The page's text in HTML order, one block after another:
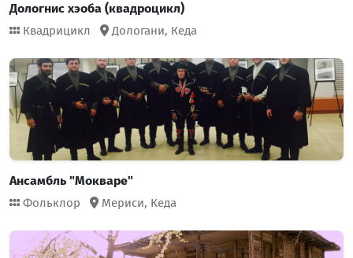
Дологнис хэоба (квадроцикл)
Квадрицикл Дологани, Кеда
Ансамбль "Мокваре"
Фольклор Мериси, Кеда